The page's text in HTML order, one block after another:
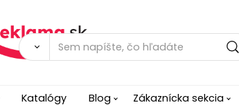
Katalógy Blog Zákaznícka sekcia